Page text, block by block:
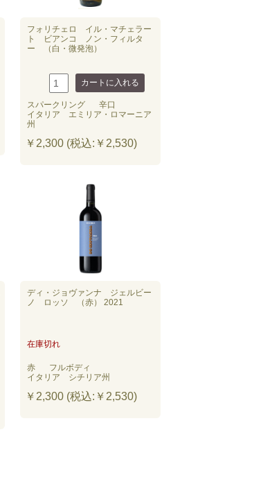
フォリチェロ イル・マチェラー
ト ビアンコ ノン・フィルタ
ー （白・微発泡）
スパークリング
辛口
イタリア エミリア・ロマーニア
州
￥2,300 (税込:￥2,530)
ディ・ジョヴァンナ ジェルビー
ノ ロッソ （赤） 2021
在庫切れ
赤
フルボディ
イタリア シチリア州
￥2,300 (税込:￥2,530)